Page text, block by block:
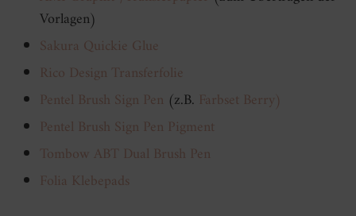
Vorlagen)
Sakura Quickie Glue
Rico Design Transferfolie
Pentel Brush Sign Pen (z.B. Farbset Berry)
Pentel Brush Sign Pen Pigment
Tombow ABT Dual Brush Pen
Folia Klebepads